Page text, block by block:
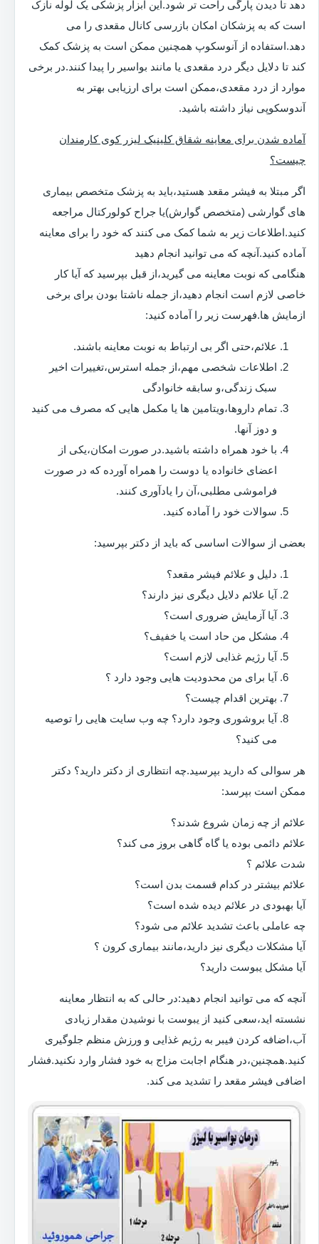
دهد تا دیدن پارگی راحت تر شود.این ابزار پزشکی یک لوله نازک
است که به پزشکان امکان بازرسی کانال مقعدی را می
دهد.استفاده از آنوسکوپ همچنین ممکن است به پزشک کمک
کند تا دلایل دیگر درد مقعدی یا مانند بواسیر را پیدا کنند.در برخی
موارد از درد مقعدی،ممکن است برای ارزیابی بهتر به
آندوسکوپی نیاز داشته باشید.
آماده شدن برای معاینه شقاق کلینیک لیزر کوی کارمندان
چیست؟
اگر مبتلا به فیشر مقعد هستید،باید به پزشک متخصص بیماری
های گوارشی (متخصص گوارش)یا جراح کولورکتال مراجعه
کنید.اطلاعات زیر به شما کمک می کنند که خود را برای معاینه
آماده کنید.آنچه که می توانید انجام دهید
هنگامی که نوبت معاینه می گیرید،از قبل بپرسید که آیا کار
خاصی لازم است انجام دهید،از جمله ناشتا بودن برای برخی
ازمایش ها.فهرست زیر را آماده کنید:
علائم،حتی اگر بی ارتباط به نوبت معاینه باشند.
اطلاعات شخصی مهم،از جمله استرس،تغییرات اخیر
سبک زندگی،و سابقه خانوادگی
تمام داروها،ویتامین ها یا مکمل هایی که مصرف می کنید
و دوز آنها.
با خود همراه داشته باشید.در صورت امکان،یکی از
اعضای خانواده یا دوست را همراه آورده که در صورت
فراموشی مطلبی،آن را یادآوری کنند.
سوالات خود را آماده کنید.
بعضی از سوالات اساسی که باید از دکتر بپرسید:
دلیل و علائم فیشر مقعد؟
آیا علائم دلایل دیگری نیز دارند؟
آیا آزمایش ضروری است؟
مشکل من حاد است یا خفیف؟
آیا رژیم غذایی لازم است؟
آیا برای من محدودیت هایی وجود دارد ؟
بهترین اقدام چیست؟
آیا بروشوری وجود دارد؟ چه وب سایت هایی را توصیه
می کنید؟
هر سوالی که دارید بپرسید.چه انتظاری از دکتر دارید؟ دکتر
ممکن است بپرسد:
علائم از چه زمان شروع شدند؟
علائم دائمی بوده یا گاه گاهی بروز می کند؟
شدت علائم ؟
علائم بیشتر در کدام قسمت بدن است؟
آیا بهبودی در علائم دیده شده است؟
چه عاملی باعث تشدید علائم می شود؟
آیا مشکلات دیگری نیز دارید،مانند بیماری کرون ؟
آیا مشکل یبوست دارید؟
آنچه که می توانید انجام دهید:در حالی که به انتظار معاینه
نشسته اید،سعی کنید از یبوست با نوشیدن مقدار زیادی
آب،اضافه کردن فیبر به رژیم غذایی و ورزش منظم جلوگیری
کنید.همچنین،در هنگام اجابت مزاج به خود فشار وارد نکنید.فشار
اضافی فیشر مقعد را تشدید می کند.